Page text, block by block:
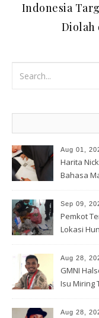
Indonesia
Diolah
Aug 01,
Harita
Bahasa
Sep 09,
Pemkot
Lokasi
Aug 28,
GMNI
Isu Miring
Lahan
Aug 28,